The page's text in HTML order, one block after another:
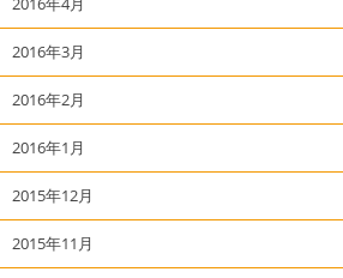
2016年3月
2016年2月
2016年1月
2015年12月
2015年11月